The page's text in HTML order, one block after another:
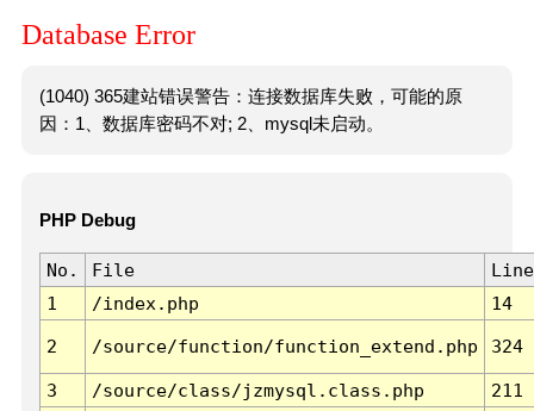
Database Error
(1040) 365建站错误警告：连接数据库失败，可能的原
因：1、数据库密码不对; 2、mysql未启动。
PHP Debug
No. File
Line
1
/index.php 14
2 /source/function/function_extend.php 324
3 /source/class/jzmysql.class.php
211